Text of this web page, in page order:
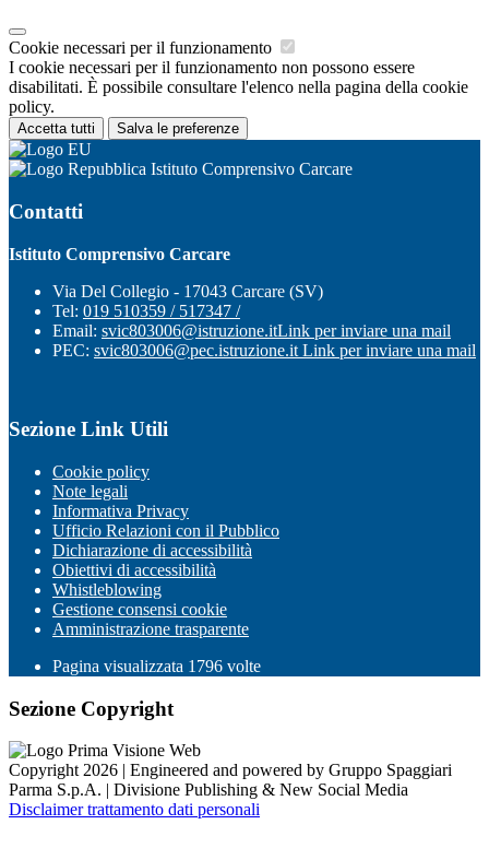
Cookie necessari per il funzionamento
I cookie necessari per il funzionamento non possono essere
disabilitati. È possibile consultare l'elenco nella pagina della cookie
policy.
Accetta tutti Salva le preferenze
Istituto Comprensivo Carcare
Contatti
Istituto Comprensivo Carcare
Via Del Collegio - 17043 Carcare (SV)
Tel: 019 510359 / 517347 /
Email: svic803006@istruzione.itLink per inviare una mail
PEC: svic803006@pec.istruzione.it Link per inviare una mail
Sezione Link Utili
Cookie policy
Note legali
Informativa Privacy
Ufficio Relazioni con il Pubblico
Dichiarazione di accessibilità
Obiettivi di accessibilità
Whistleblowing
Gestione consensi cookie
Amministrazione trasparente
Pagina visualizzata 1796 volte
Sezione Copyright
Copyright 2026 | Engineered and powered by Gruppo Spaggiari
Parma S.p.A. | Divisione Publishing & New Social Media
Disclaimer trattamento dati personali